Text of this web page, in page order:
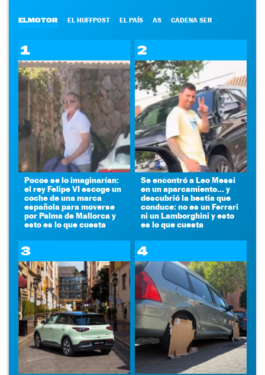
ELMOTOR EL HUFFPOST EL PAÍS AS CADENA SER
1
Pocos se lo imaginarían:
el rey Felipe VI escoge un
coche de una marca
española para moverse
por Palma de Mallorca y
esto es lo que cuesta
2
Se encontró a Leo Messi
en un aparcamiento... y
descubrió la bestia que
conduce: no es un Ferrari
ni un Lamborghini y esto
es lo que cuesta
3 4